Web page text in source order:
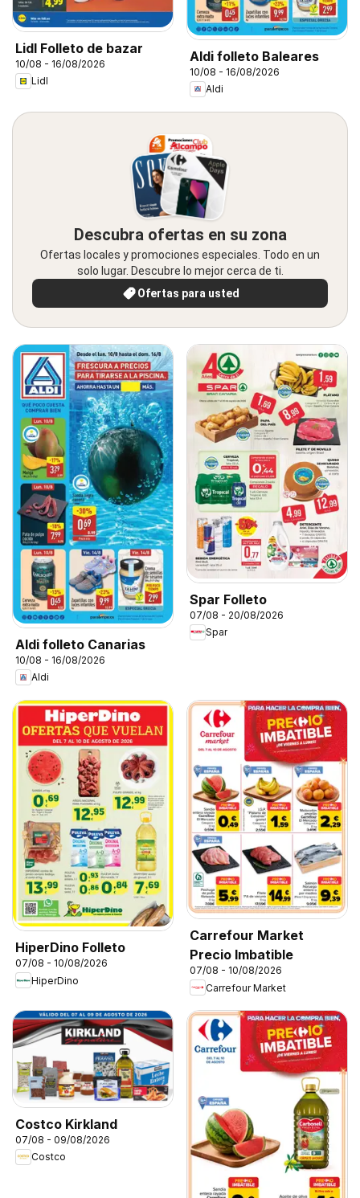
Lidl Folleto de bazar
10/08 - 16/08/2026
Lidl
Aldi folleto Baleares
10/08 - 16/08/2026
Aldi
Descubra ofertas en su zona
Ofertas locales y promociones especiales. Todo en un
solo lugar. Descubre lo mejor cerca de ti.
Ofertas para usted
Aldi folleto Canarias
10/08 - 16/08/2026
Aldi
Spar Folleto
07/08 - 20/08/2026
Spar
HiperDino Folleto
07/08 - 10/08/2026
HiperDino
Carrefour Market
Precio Imbatible
07/08 - 10/08/2026
Carrefour Market
Costco Kirkland
07/08 - 09/08/2026
Costco